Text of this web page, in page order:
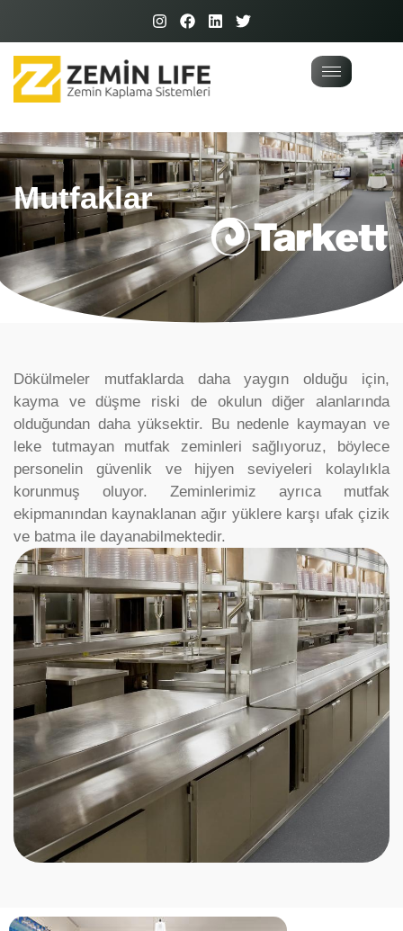
Mutfaklar
Dökülmeler mutfaklarda daha yaygın olduğu için,
kayma ve düşme riski de okulun diğer alanlarında
olduğundan daha yüksektir. Bu nedenle kaymayan ve
leke tutmayan mutfak zeminleri sağlıyoruz, böylece
personelin güvenlik ve hijyen seviyeleri kolaylıkla
korunmuş oluyor. Zeminlerimiz ayrıca mutfak
ekipmanından kaynaklanan ağır yüklere karşı ufak çizik
ve batma ile dayanabilmektedir.